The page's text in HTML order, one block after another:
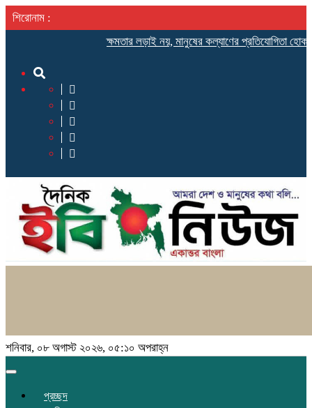
শিরোনাম :
ক্ষমতার লড়াই নয়, মানুষের কল্যাণের প্রতিযোগিতা হোক রাজনীতির লক্ষ্য:
শনিবার, ০৮ অগাস্ট ২০২৬, ০৫:১০ অপরাহ্ন
Toggle
প্রচ্ছদ